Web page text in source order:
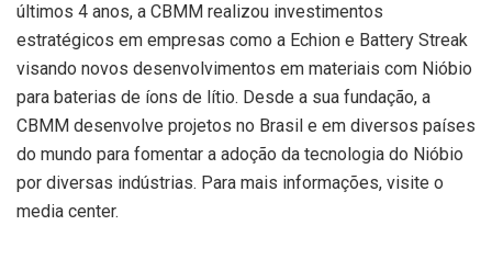
últimos 4 anos, a CBMM realizou investimentos
estratégicos em empresas como a Echion e Battery Streak
visando novos desenvolvimentos em materiais com Nióbio
para baterias de íons de lítio. Desde a sua fundação, a
CBMM desenvolve projetos no Brasil e em diversos países
do mundo para fomentar a adoção da tecnologia do Nióbio
por diversas indústrias. Para mais informações, visite o
media center.